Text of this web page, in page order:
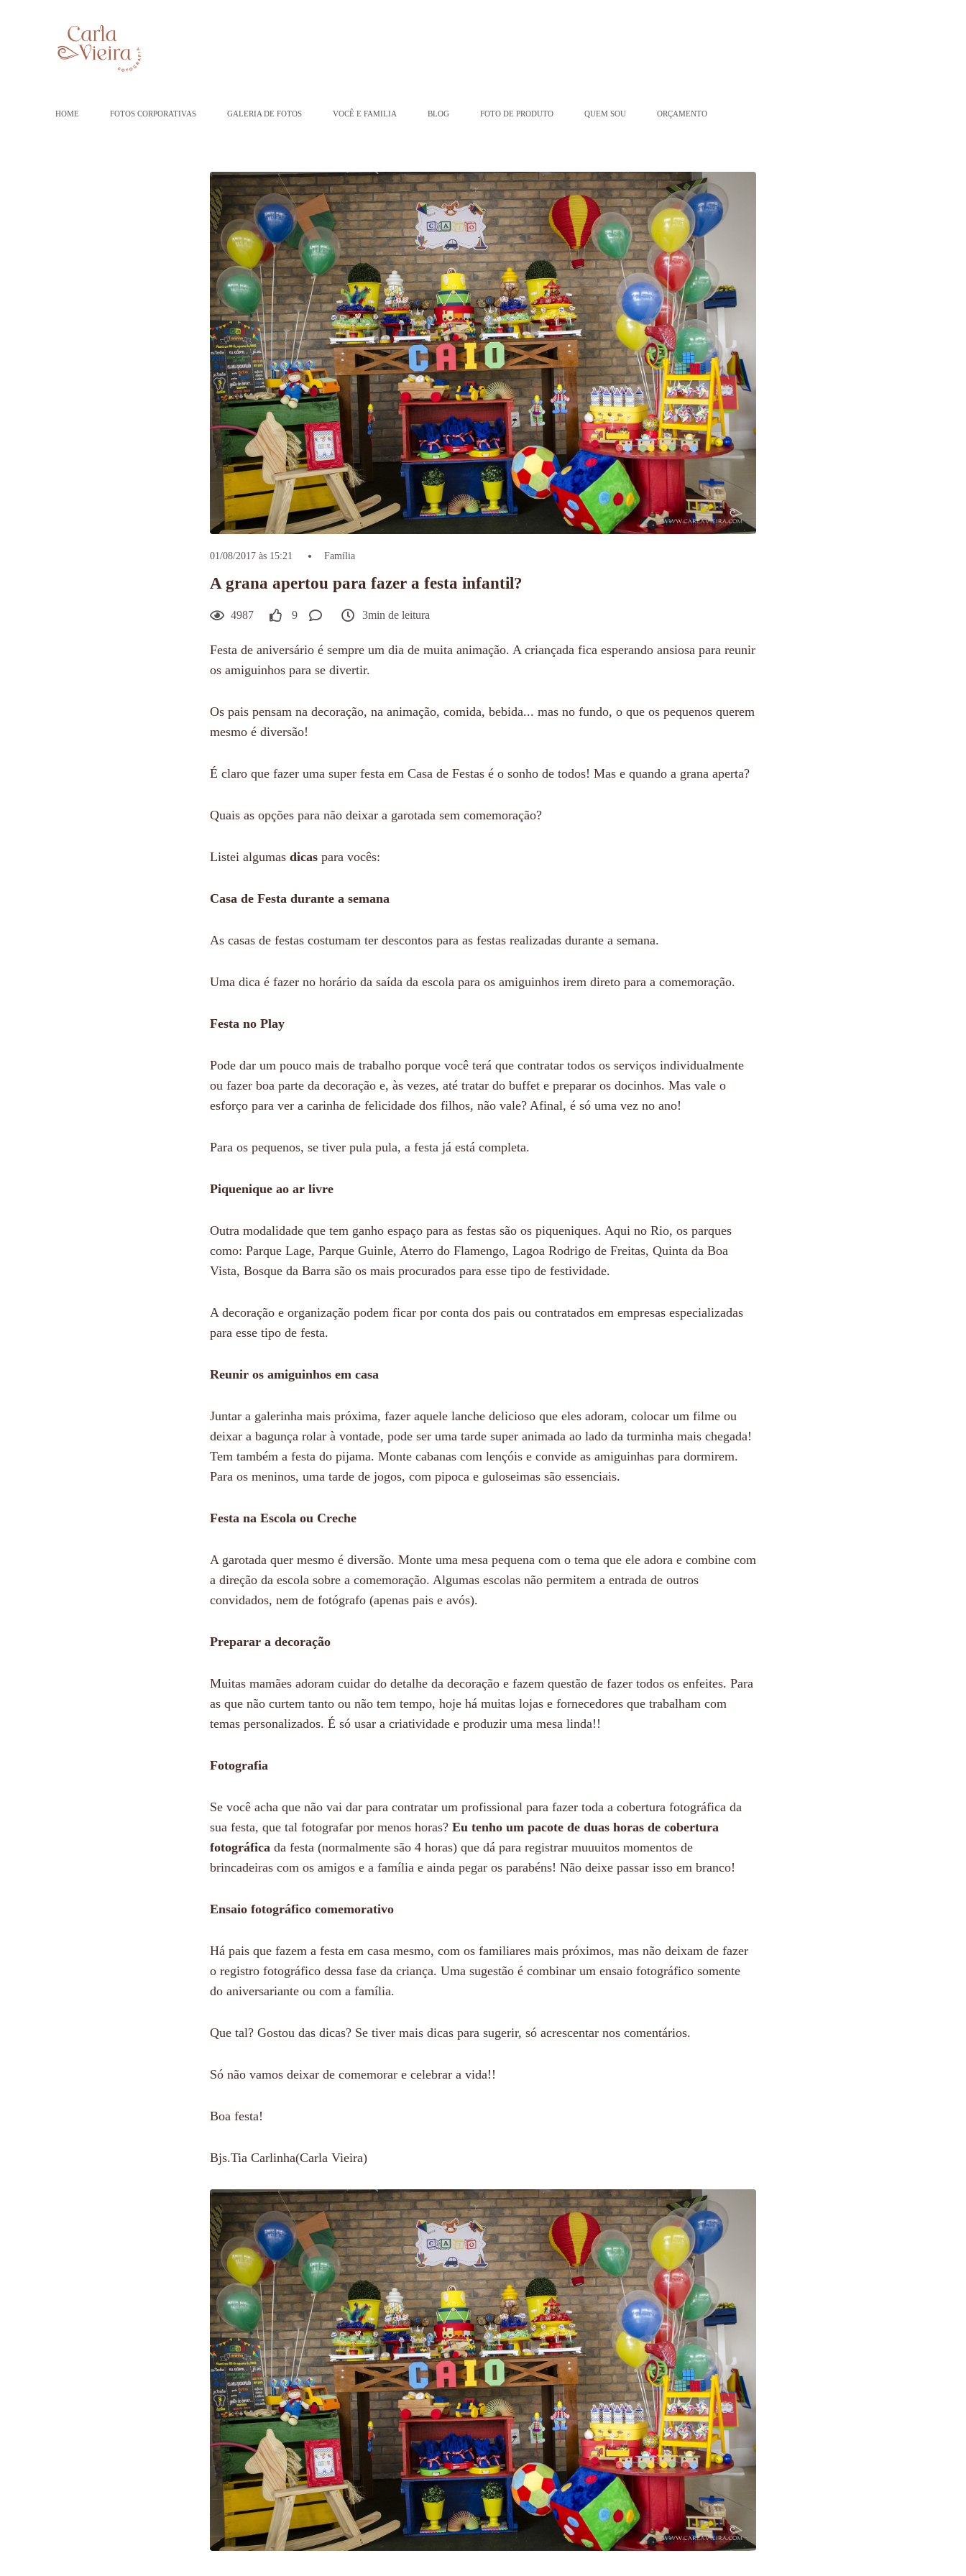
HOME FOTOS CORPORATIVAS GALERIA DE FOTOS VOCÊ E FAMILIA BLOG FOTO DE PRODUTO QUEM SOU ORÇAMENTO
01/08/2017 às 15:21 Família
A grana apertou para fazer a festa infantil?
4987 9 3min de leitura
Festa de aniversário é sempre um dia de muita animação. A criançada fica esperando ansiosa para reunir
os amiguinhos para se divertir.
Os pais pensam na decoração, na animação, comida, bebida... mas no fundo, o que os pequenos querem
mesmo é diversão!
É claro que fazer uma super festa em Casa de Festas é o sonho de todos! Mas e quando a grana aperta?
Quais as opções para não deixar a garotada sem comemoração?
Listei algumas dicas para vocês:
Casa de Festa durante a semana
As casas de festas costumam ter descontos para as festas realizadas durante a semana.
Uma dica é fazer no horário da saída da escola para os amiguinhos irem direto para a comemoração.
Festa no Play
Pode dar um pouco mais de trabalho porque você terá que contratar todos os serviços individualmente
ou fazer boa parte da decoração e, às vezes, até tratar do buffet e preparar os docinhos. Mas vale o
esforço para ver a carinha de felicidade dos filhos, não vale? Afinal, é só uma vez no ano!
Para os pequenos, se tiver pula pula, a festa já está completa.
Piquenique ao ar livre
Outra modalidade que tem ganho espaço para as festas são os piqueniques. Aqui no Rio, os parques
como: Parque Lage, Parque Guinle, Aterro do Flamengo, Lagoa Rodrigo de Freitas, Quinta da Boa
Vista, Bosque da Barra são os mais procurados para esse tipo de festividade.
A decoração e organização podem ficar por conta dos pais ou contratados em empresas especializadas
para esse tipo de festa.
Reunir os amiguinhos em casa
Juntar a galerinha mais próxima, fazer aquele lanche delicioso que eles adoram, colocar um filme ou
deixar a bagunça rolar à vontade, pode ser uma tarde super animada ao lado da turminha mais chegada!
Tem também a festa do pijama. Monte cabanas com lençóis e convide as amiguinhas para dormirem.
Para os meninos, uma tarde de jogos, com pipoca e guloseimas são essenciais.
Festa na Escola ou Creche
A garotada quer mesmo é diversão. Monte uma mesa pequena com o tema que ele adora e combine com
a direção da escola sobre a comemoração. Algumas escolas não permitem a entrada de outros
convidados, nem de fotógrafo (apenas pais e avós).
Preparar a decoração
Muitas mamães adoram cuidar do detalhe da decoração e fazem questão de fazer todos os enfeites. Para
as que não curtem tanto ou não tem tempo, hoje há muitas lojas e fornecedores que trabalham com
temas personalizados. É só usar a criatividade e produzir uma mesa linda!!
Fotografia
Se você acha que não vai dar para contratar um profissional para fazer toda a cobertura fotográfica da
sua festa, que tal fotografar por menos horas? Eu tenho um pacote de duas horas de cobertura
fotográfica da festa (normalmente são 4 horas) que dá para registrar muuuitos momentos de
brincadeiras com os amigos e a família e ainda pegar os parabéns! Não deixe passar isso em branco!
Ensaio fotográfico comemorativo
Há pais que fazem a festa em casa mesmo, com os familiares mais próximos, mas não deixam de fazer
o registro fotográfico dessa fase da criança. Uma sugestão é combinar um ensaio fotográfico somente
do aniversariante ou com a família.
Que tal? Gostou das dicas? Se tiver mais dicas para sugerir, só acrescentar nos comentários.
Só não vamos deixar de comemorar e celebrar a vida!!
Boa festa!
Bjs.Tia Carlinha(Carla Vieira)